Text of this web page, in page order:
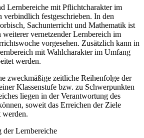
Lernbereiche mit Pflichtcharakter im
festgeschrieben. In den
Sachunterricht und Mathematik ist
weiterer vernetzender Lernbereich im
vorgesehen. Zusätzlich kann in
mit Wahlcharakter im Umfang
werden.
zweckmäßige zeitliche Reihenfolge der
Klassenstufe bzw. zu Schwerpunkten
liegen in der Verantwortung des
soweit das Erreichen der Ziele
werden.
der Lernbereiche